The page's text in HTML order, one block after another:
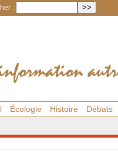
:
Écologie Histoire Débats